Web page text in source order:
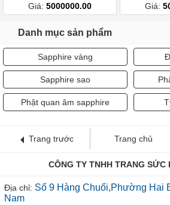
Giá: 5000000.00 Giá:
Danh mục sản phẩm
Sapphire vàng
Sapphire sao
Phật quan âm sapphire
Trang trước Trang chủ
CÔNG TY TNHH TRANG SỨC
Địa chỉ: Số 9 Hàng Chuối,Phường Hai
Nam